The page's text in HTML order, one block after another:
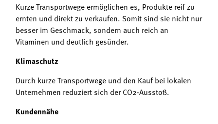
Kurze Transportwege ermöglichen es, Produkte reif zu
ernten und direkt zu verkaufen. Somit sind sie nicht nur
besser im Geschmack, sondern auch reich an
Vitaminen und deutlich gesünder.
Klimaschutz
Durch kurze Transportwege und den Kauf bei lokalen
Unternehmen reduziert sich der CO2-Ausstoß.
Kundennähe